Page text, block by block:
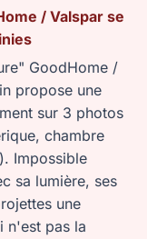
/ Valspar se
GoodHome /
propose une
sur 3 photos
chambre
Impossible
sa lumière, ses
une
n'est pas la